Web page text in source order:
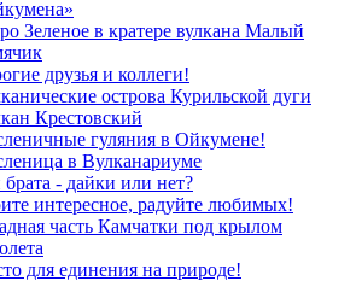
Зеленое в кратере вулкана Малый
друзья и коллеги!
острова Курильской дуги
Крестовский
гуляния в Ойкумене!
в Вулканариуме
- дайки или нет?
интересное, радуйте любимых!
часть Камчатки под крылом
для единения на природе!